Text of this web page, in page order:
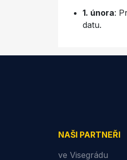
1. února:
datu.
NAŠI PARTNEŘI
ve Visegrádu